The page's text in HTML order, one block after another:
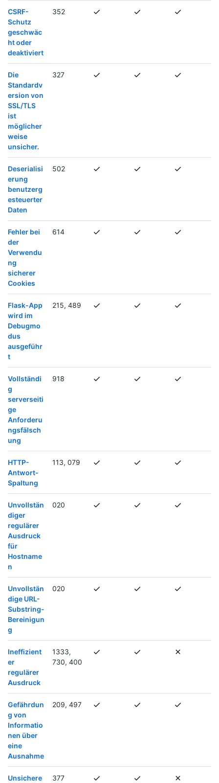
CSRF-
Schutz
geschwäc
ht oder
deaktiviert
352
Die
Standardv
ersion von
SSL/TLS
ist
möglicher
weise
unsicher.
327
Deserialisi
erung
benutzerg
esteuerter
Daten
502
Fehler bei
der
Verwendu
ng
sicherer
Cookies
614
Flask-App
wird im
Debugmo
dus
ausgeführ
t
215, 489
Vollständi
g
serverseiti
ge
Anforderu
ngsfälsch
ung
918
HTTP-
Antwort-
Spaltung
113, 079
Unvollstän
diger
regulärer
Ausdruck
für
Hostname
n
020
Unvollstän
dige URL-
Substring-
Bereinigun
g
020
Ineffizient
er
regulärer
Ausdruck
1333,
730, 400
Gefährdun
g von
Informatio
nen über
eine
Ausnahme
209, 497
Unsichere
377